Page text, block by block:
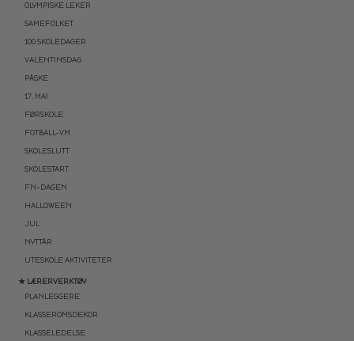
OLYMPISKE LEKER
SAMEFOLKET
100 SKOLEDAGER
VALENTINSDAG
PÅSKE
17. MAI
FØRSKOLE
FOTBALL-VM
SKOLESLUTT
SKOLESTART
FN-DAGEN
HALLOWEEN
JUL
NYTTÅR
UTESKOLE AKTIVITETER
★ LÆRERVERKTØY
PLANLEGGERE
KLASSEROMSDEKOR
KLASSELEDELSE